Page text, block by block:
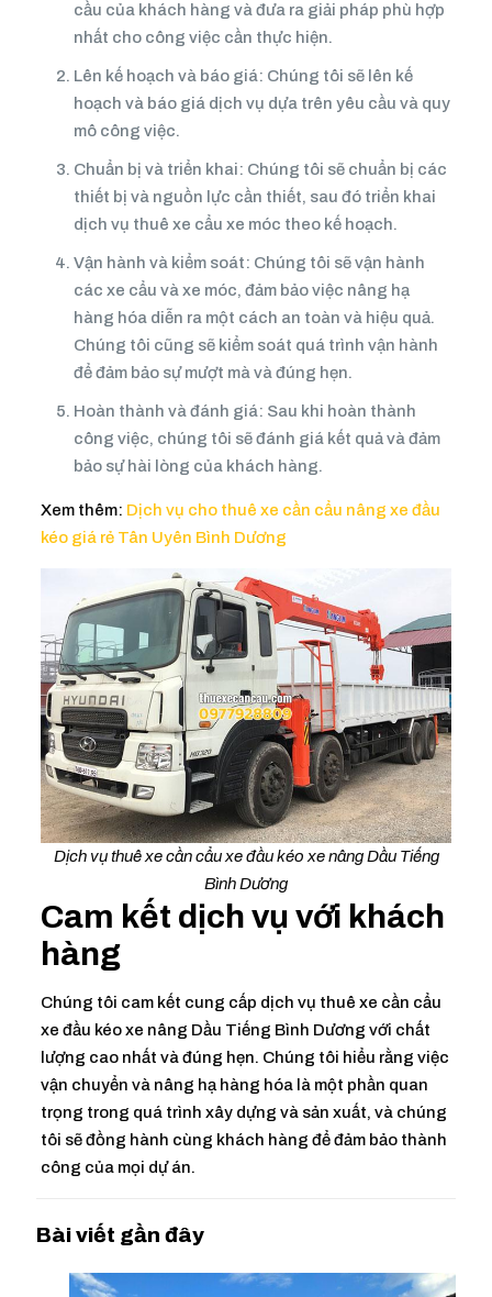
cầu của khách hàng và đưa ra giải pháp phù hợp
nhất cho công việc cần thực hiện.
Lên kế hoạch và báo giá: Chúng tôi sẽ lên kế
hoạch và báo giá dịch vụ dựa trên yêu cầu và quy
mô công việc.
Chuẩn bị và triển khai: Chúng tôi sẽ chuẩn bị các
thiết bị và nguồn lực cần thiết, sau đó triển khai
dịch vụ thuê xe cẩu xe móc theo kế hoạch.
Vận hành và kiểm soát: Chúng tôi sẽ vận hành
các xe cẩu và xe móc, đảm bảo việc nâng hạ
hàng hóa diễn ra một cách an toàn và hiệu quả.
Chúng tôi cũng sẽ kiểm soát quá trình vận hành
để đảm bảo sự mượt mà và đúng hẹn.
Hoàn thành và đánh giá: Sau khi hoàn thành
công việc, chúng tôi sẽ đánh giá kết quả và đảm
bảo sự hài lòng của khách hàng.
Xem thêm: Dịch vụ cho thuê xe cần cẩu nâng xe đầu
kéo giá rẻ Tân Uyên Bình Dương
Dịch vụ thuê xe cần cẩu xe đầu kéo xe nâng Dầu Tiếng
Bình Dương
Cam kết dịch vụ với khách
hàng
Chúng tôi cam kết cung cấp dịch vụ thuê xe cần cẩu
xe đầu kéo xe nâng Dầu Tiếng Bình Dương với chất
lượng cao nhất và đúng hẹn. Chúng tôi hiểu rằng việc
vận chuyển và nâng hạ hàng hóa là một phần quan
trọng trong quá trình xây dựng và sản xuất, và chúng
tôi sẽ đồng hành cùng khách hàng để đảm bảo thành
công của mọi dự án.